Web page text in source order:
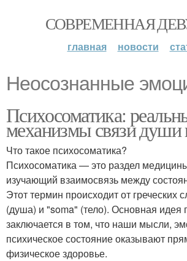
СОВРЕМЕННАЯ
главная новости
Неосознанные
Психосоматика:
механизмы связи души
Что такое психосоматика?
Психосоматика — это раздел
изучающий взаимосвязь между
Этот термин происходит от греческих
(душа) и "soma" (тело). Основная идея
заключается в том, что наши мысли,
психическое состояние оказывают
физическое здоровье.